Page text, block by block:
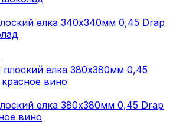
елка 340х340мм 0,45 Drap
елка 380х380мм 0,45 Drap
вино